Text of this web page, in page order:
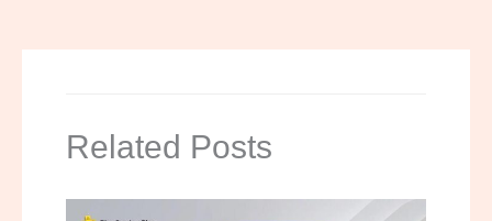
Related Posts